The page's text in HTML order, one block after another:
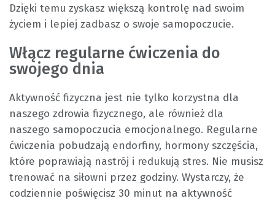
Dzięki temu zyskasz większą kontrolę nad swoim
życiem i lepiej zadbasz o swoje samopoczucie.
Włącz regularne ćwiczenia do
swojego dnia
Aktywność fizyczna jest nie tylko korzystna dla
naszego zdrowia fizycznego, ale również dla
naszego samopoczucia emocjonalnego. Regularne
ćwiczenia pobudzają endorfiny, hormony szczęścia,
które poprawiają nastrój i redukują stres. Nie musisz
trenować na siłowni przez godziny. Wystarczy, że
codziennie poświęcisz 30 minut na aktywność